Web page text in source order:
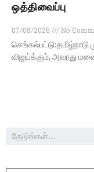
ஒத்திவைப்பு
07/08/2026
No
விஜய்க்கும், அவரது